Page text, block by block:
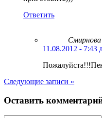
Ответить
11.08.2012 - 7:43
Следующие записи »
Оставить